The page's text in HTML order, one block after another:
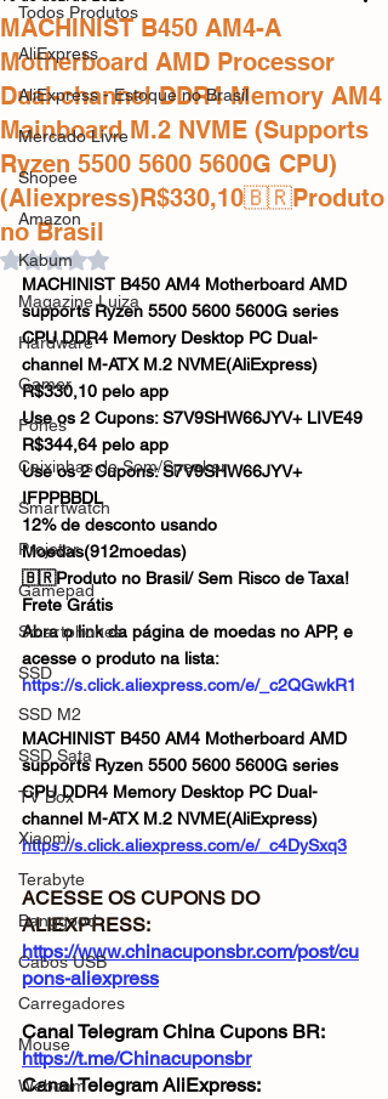
Todos Produtos
AliExpress
AliExpress - Estoque no Brasil
Mercado Livre
Shopee
Amazon
Kabum
Magazine Luiza
Hardware
Gamer
Fones
Caixinhas de Som/Speaker
Smartwatch
Projetor
Gamepad
Smartphones
SSD
SSD M2
SSD Sata
TV Box
Xiaomi
Terabyte
Banggood
Cabos USB
Carregadores
Mouse
Webcam
MACHINIST B450 AM4-A
Motherboard AMD Processor
Dual-channel DDR4 Memory AM4
Mainboard M.2 NVME (Supports
Ryzen 5500 5600 5600G CPU)
(Aliexpress)R$330,10🇧🇷Produto
no Brasil
Avaliado com NaN de 5 estrelas.
MACHINIST B450 AM4 Motherboard AMD
supports Ryzen 5500 5600 5600G series
CPU DDR4 Memory Desktop PC Dual-
channel M-ATX M.2 NVME(AliExpress)
R$330,10 pelo app
Use os 2 Cupons: S7V9SHW66JYV+ LIVE49
R$344,64 pelo app
Use os 2 Cupons: S7V9SHW66JYV+
IFPPBBDL
12% de desconto usando
Moedas(912moedas)
🇧🇷Produto no Brasil/ Sem Risco de Taxa!
Frete Grátis
Abra o link da página de moedas no APP, e
acesse o produto na lista:
https://s.click.aliexpress.com/e/_c2QGwkR1
MACHINIST B450 AM4 Motherboard AMD
supports Ryzen 5500 5600 5600G series
CPU DDR4 Memory Desktop PC Dual-
channel M-ATX M.2 NVME(AliExpress)
https://s.click.aliexpress.com/e/_c4DySxq3
ACESSE OS CUPONS DO
ALIEXPRESS:
https://www.chinacuponsbr.com/post/cu
pons-aliexpress
Canal Telegram China Cupons BR:
https://t.me/Chinacuponsbr
Canal Telegram AliExpress: